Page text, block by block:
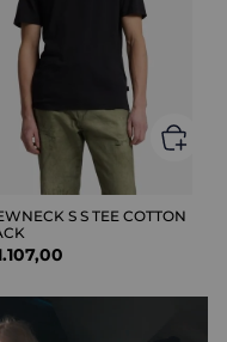
S S TEE COTTON
.107,00